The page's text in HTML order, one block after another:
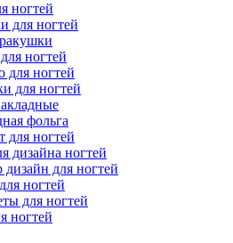
ногтей
для ногтей
ногтей
для ногтей
для ногтей
фольга
для ногтей
дизайна ногтей
дизайн для ногтей
ногтей
для ногтей
ногтей